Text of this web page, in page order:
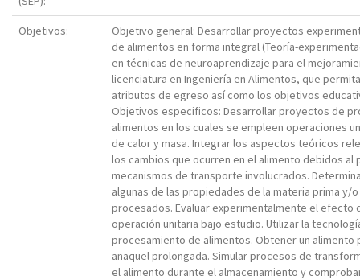
Objetivos:
Objetivo general: Desarrollar proyectos
de alimentos en forma integral (Teoría-
en técnicas de neuroaprendizaje para el
licenciatura en Ingeniería en Alimentos, que
atributos de egreso así como los objetivos
Objetivos especificos: Desarrollar proyectos de
alimentos en los cuales se empleen operaciones
de calor y masa. Integrar los aspectos teóricos
los cambios que ocurren en el alimento debidos al
mecanismos de transporte involucrados.
algunas de las propiedades de la materia prima y/
procesados. Evaluar experimentalmente el efecto
operación unitaria bajo estudio. Utilizar la
procesamiento de alimentos. Obtener un alimento
anaquel prolongada. Simular procesos de
el alimento durante el almacenamiento y